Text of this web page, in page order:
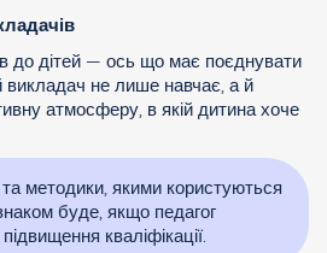
до дітей — ось що має поєднувати
викладач не лише навчає, а й
атмосферу, в якій дитина хоче
методики, якими користуються
буде, якщо педагог
кваліфікації.